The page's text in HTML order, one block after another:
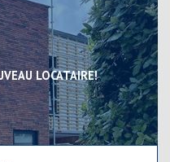
LOCATAIRE!